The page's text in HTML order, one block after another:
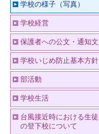
学校の様子（写真）
学校経営
保護者への公文・通知文
学校いじめ防止基本方針
部活動
学校生活
台風接近時における生徒
の登下校について